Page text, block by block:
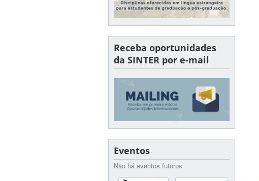
Receba oportunidades
da SINTER por e-mail
Eventos
Não há eventos futuros